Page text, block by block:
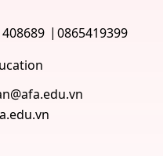
0865419399